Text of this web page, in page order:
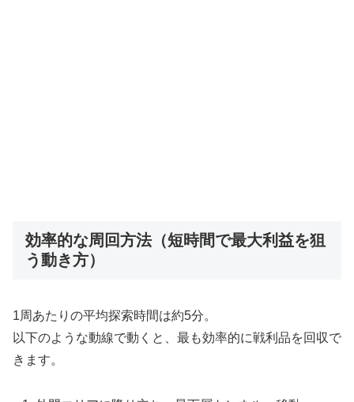
効率的な周回方法（短時間で最大利益を狙
う動き方）
1周あたりの平均探索時間は約5分。
以下のような動線で動くと、最も効率的に戦利品を回収で
きます。